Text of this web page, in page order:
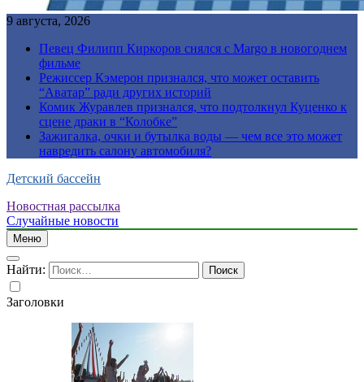
9 августа, 2026
Певец Филипп Киркоров снялся с Margo в новогоднем
фильме
Режиссер Кэмерон признался, что может оставить
“Аватар” ради других историй
Комик Журавлев признался, что подтолкнул Куценко к
сцене драки в “Колобке”
Зажигалка, очки и бутылка воды — чем все это может
навредить салону автомобиля?
Детский бассейн
Новостная рассылка
Случайные новости
Меню
Найти:
Заголовки